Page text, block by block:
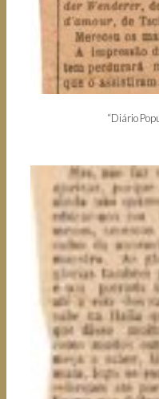
“Diário